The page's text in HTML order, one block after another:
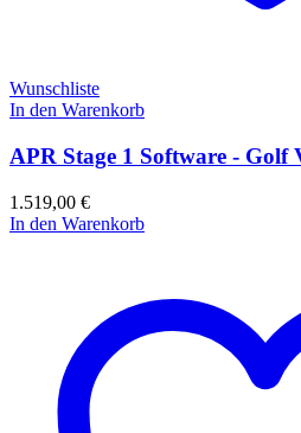
Wunschliste
In den Warenkorb
APR Stage 1 Software -
1.519,00 €
In den Warenkorb